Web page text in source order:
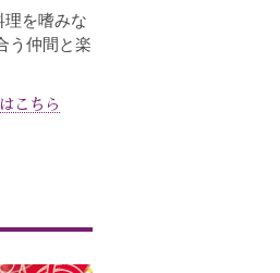
理を嗜みな
う仲間と楽
こちら